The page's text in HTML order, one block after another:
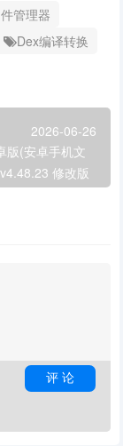
管理器
Dex编译转换
2026-06-26
版(安卓手机文
修改版